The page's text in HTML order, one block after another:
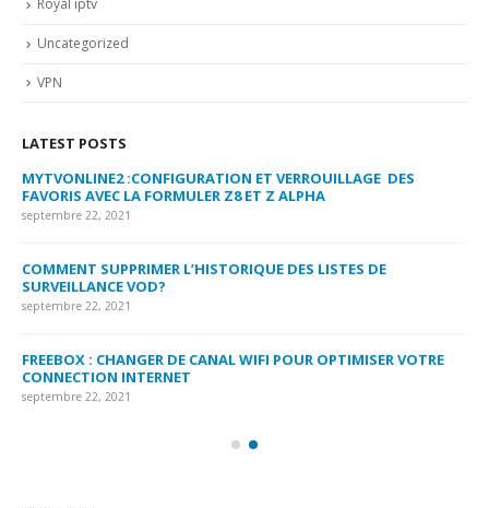
Royal iptv
Uncategorized
VPN
LATEST POSTS
MYTVONLINE2 :CONFIGURATION ET VERROUILLAGE DES
FAVORIS AVEC LA FORMULER Z8 ET Z ALPHA
septembre 22, 2021
COMMENT SUPPRIMER L’HISTORIQUE DES LISTES DE
SURVEILLANCE VOD?
septembre 22, 2021
FREEBOX : CHANGER DE CANAL WIFI POUR OPTIMISER VOTRE
CONNECTION INTERNET
septembre 22, 2021